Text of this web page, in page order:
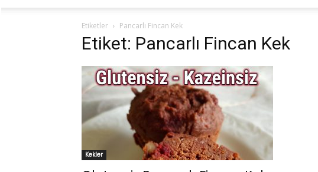
Etiketler Pancarlı Fincan Kek
Etiket: Pancarlı Fincan Kek
Kekler